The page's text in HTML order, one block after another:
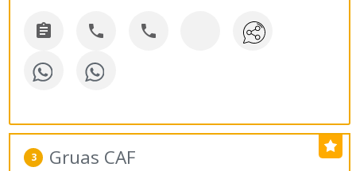
  
3 Gruas CAF